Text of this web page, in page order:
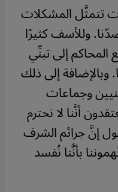
تتمثَّل المشكلات
وللأسف كثيرًا
المحاكم إلى تبنِّي
إلى ذلك
وجماعات
أنَّنا لا نحترم
إنَّ جرائم الشرف
بأنَّنا نُفسد